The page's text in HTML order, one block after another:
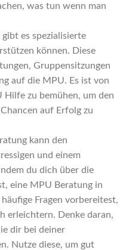
was tun wenn man
es spezialisierte
können. Diese
Gruppensitzungen
auf die MPU. Es ist von
zu bemühen, um den
auf Erfolg zu
kann den
und einem
du dich über die
eine MPU Beratung in
Fragen vorbereitest,
erleichtern. Denke daran,
dir bei deiner
Nutze diese, um gut